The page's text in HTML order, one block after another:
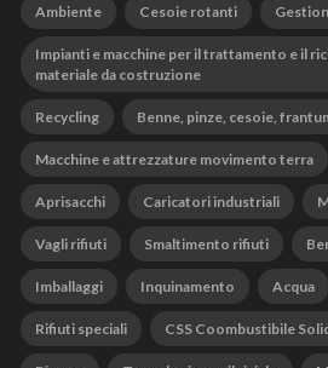
Ambiente Cesoie rotanti
Impianti e macchine per il trattamento e il
materiale da costruzione
Recycling Benne, pinze, cesoie,
Macchine e attrezzature movimento terra
Aprisacchi Caricatori industriali
Vagli rifiuti Smaltimento rifiuti
Imballaggi Inquinamento Acqua
Rifiuti speciali CSS Coombustibile